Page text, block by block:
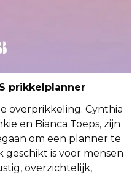
prikkelplanner
overprikkeling. Cynthia
en Bianca Toeps, zijn
om een planner te
is voor mensen
overzichtelijk,